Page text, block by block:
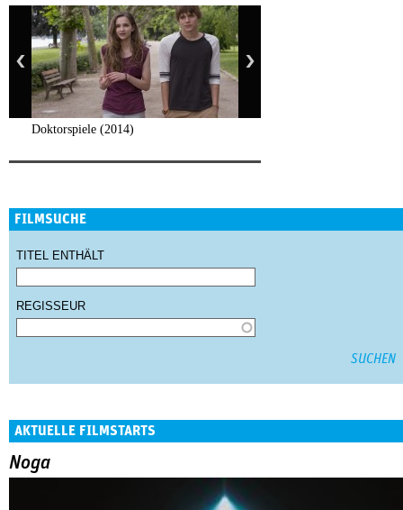
Doktorspiele (2014)
FILMSUCHE
TITEL ENTHÄLT
REGISSEUR
AKTUELLE FILMSTARTS
Noga